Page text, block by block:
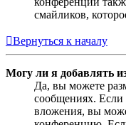
смайликов,
Вернуться к началу
Могу ли я добавлять
Да, вы можете
сообщениях. Если
вложения, вы